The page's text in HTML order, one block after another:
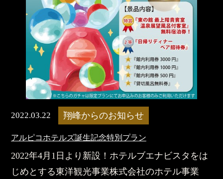
2022.03.22 翔峰からのお知らせ
アルピコホテルズ誕生記念特別プラン
2022年4月1日より新設！ホテルブエナビスタをは
じめとする東洋観光事業株式会社のホテル事業